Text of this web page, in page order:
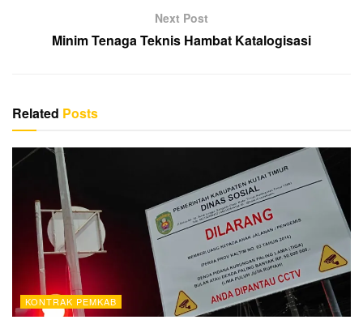
er
k
Next Post
Minim Tenaga Teknis Hambat Katalogisasi
Related Posts
KONTRAK PEMKAB